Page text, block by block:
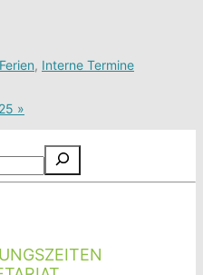
Ferien, Interne Termine
»